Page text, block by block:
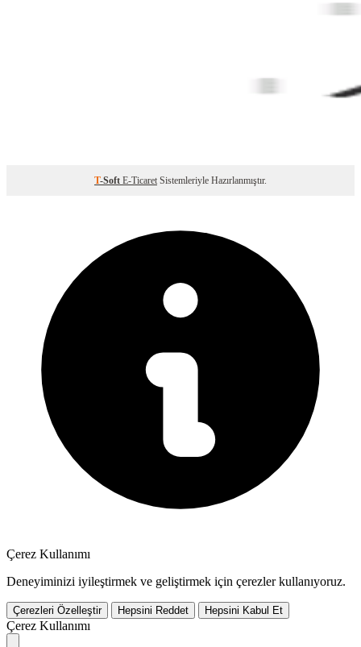
T-Soft E-Ticaret Sistemleriyle Hazırlanmıştır.
Çerez Kullanımı
Deneyiminizi iyileştirmek ve geliştirmek için çerezler kullanıyoruz.
Çerezleri Özelleştir Hepsini Reddet Hepsini Kabul Et
Çerez Kullanımı